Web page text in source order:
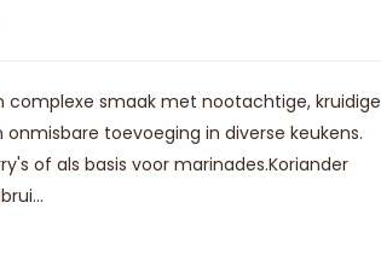
complexe smaak met nootachtige, kruidige
toevoeging in diverse keukens.
of als basis voor marinades.Koriander